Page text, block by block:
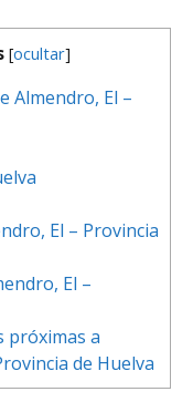
[ocultar]
Almendro, El –
El – Provincia
El –
próximas a
de Huelva